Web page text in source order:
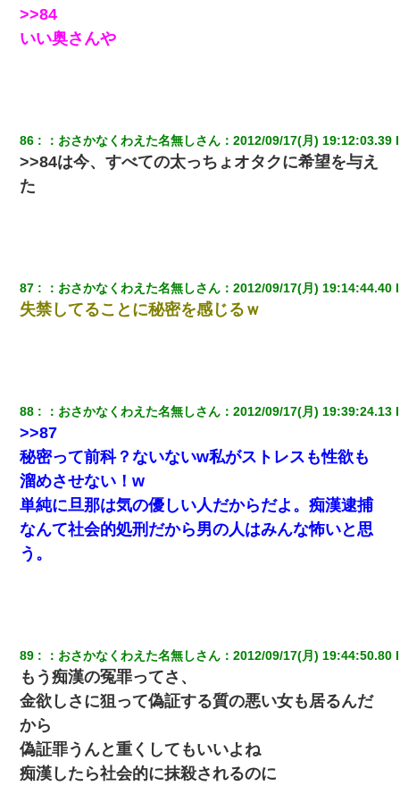
【唖然】帰宅したら旦那のスポーツカーが消えていた。警察『目
てしても結婚て難しいんだなぁ…と思ってた
ホテルに泊まったんだけど従業員が最悪だった。折角の旅行で何
故私が怒鳴られなきゃいけなかったのだ
の甲を踏みつけられて…
高1のとき男に襲われ、不妊の叔母に頼まれて出産。→叔母夫婦が
養子縁組してアメリカに子供を連れ帰った。→9・11で叔母夫婦が
亡くなってしまい…
出張中の旦那から『フリンしやがって、このクズ』と電話が。私
「本当に家まで来たの？証拠は？」旦那「俺の言葉が信じられな
いのか！」→ 離婚後
9月に付き合い始めたけどこの、この人と結婚はないわと判断して
別れた。その元彼が交通事故で重体になっているらしく…
テレワーク上司「会議中はカメラ付けろ！」女社員「え、事前連
絡無しは無理」上司「いいから付けろ！」→
ナンパにほいほい付いていった私、地獄に落ちる
>>84
いい奥さんや
86 ： おさかなくわえた名無しさん ：2012/09/17(月) 19:12:03.39
>>84は今、すべての太っちょオタクに希望を与え
た
87 ： おさかなくわえた名無しさん ：2012/09/17(月) 19:14:44.40
失禁してることに秘密を感じるｗ
88 ： おさかなくわえた名無しさん ：2012/09/17(月) 19:39:24.13
>>87
秘密って前科？ないないw私がストレスも性欲も
溜めさせない！w
単純に旦那は気の優しい人だからだよ。痴漢逮捕
なんて社会的処刑だから男の人はみんな怖いと思
う。
89 ： おさかなくわえた名無しさん ：2012/09/17(月) 19:44:50.80
もう痴漢の冤罪ってさ、
金欲しさに狙って偽証する質の悪い女も居るんだ
から
偽証罪うんと重くしてもいいよね
痴漢したら社会的に抹殺されるのに